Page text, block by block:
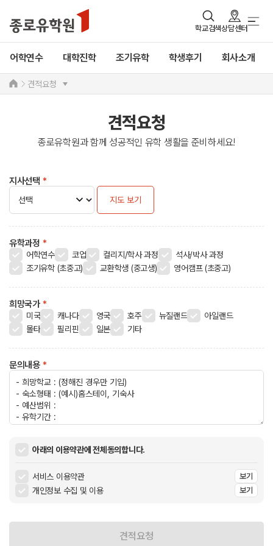
학교검색상담센터
어학연수 대학진학 조기유학 학생후기 회사소개
견적요청
견적요청
종로유학원과 함께 성공적인 유학 생활을 준비하세요!
지사선택 *
지도 보기
유학과정 *
어학연수 코업 컬리지/학사 과정
석사/박사 과정
조기유학 (초중고)
교환학생 (중고생) 영어캠프 (초중고)
희망국가 *
미국 캐나다 영국 호주 뉴질랜드
아일랜드
몰타
필리핀 일본 기타
문의내용 *
아래의 이용약관에 전체동의합니다.
서비스 이용약관 보기
개인정보 수집 및 이용 보기
견적요청